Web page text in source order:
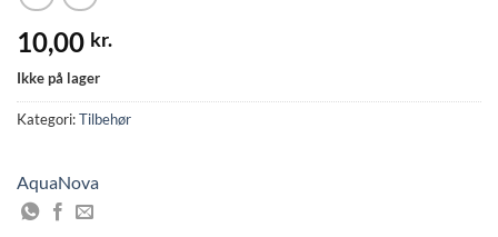
10,00 kr.
Ikke på lager
Kategori:Tilbehør
AquaNova